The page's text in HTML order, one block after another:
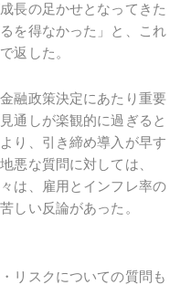
長の足かせとなってきた
を得なかった」と、これ
返した。
融政策決定にあたり重要
通しが楽観的に過ぎると
り、引き締め導入が早す
悪な質問に対しては、
は、雇用とインフレ率の
しい反論があった。
リスクについての質問も